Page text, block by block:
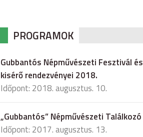
PROGRAMOK
Gubbantós Népművészeti Fesztivál és
kisérő rendezvényei 2018.
Időpont: 2018. augusztus. 10.
„Gubbantós” Népművészeti Találkozó
Időpont: 2017. augusztus. 13.